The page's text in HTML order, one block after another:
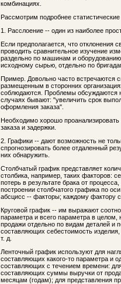
комбинациях.
Рассмотрим подробнее
1. Расслоение -- один из наиболее
Если предполагается, что отклонения
проводить сравнительное изучение
раздельно по машинам и
исходному сырью, отдельно по
Пример. Довольно часто встречаются
размещенным в сторонних
соблюдаются. Проблемы обсуждаются
случаях бывают: "увеличить срок
оформления заказа".
Необходимо хорошо
заказа и задержки.
2. Графики -- дают возможность не
спрогнозировать более отдаленный
них обнаружить.
Столбчатый график представляет
столбика, например, таких факторов:
потерь в результате брака от
построении столбчатого графика по
абсцисс -- факторы; каждому фактору
Круговой график -- им выражают
параметра и всего параметра в
продажи отдельно по видам деталей
составляющих себестоимость
т. д.
Ленточный график используют для
составляющих какого-то параметра и
составляющих с течением времени:
составляющих суммы выручки от
месяцам (годам); для представления